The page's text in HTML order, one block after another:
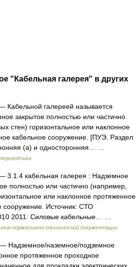
"Кабельная галерея" в других
Кабельной галереей называется
закрытое полностью или частично
стен) горизонтальное или наклонное
кабельное сооружение. [ПУЭ. Раздел
(а) и односторонняя… …
3.1.4 кабельная галерея : Надземное
полностью или частично (например,
или наклонное протяженное
сооружение. Источник: СТО
2011: Силовые кабельные… …
нормативно-технической документации
— Надземное/наземное/подземное
протяженное проходное